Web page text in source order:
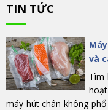
TIN TỨC
và
Tìm
máy hút chân không